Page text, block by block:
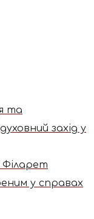
та
захід у
у справах